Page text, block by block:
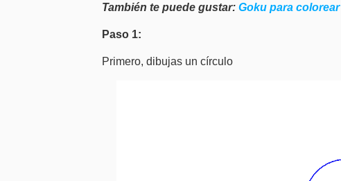
También te puede gustar: Goku para colorear
Paso 1:
Primero, dibujas un círculo